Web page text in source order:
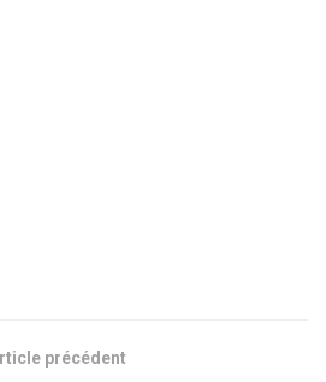
précédent